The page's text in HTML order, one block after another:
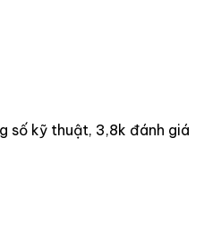
số kỹ thuật, 3,8k đánh giá